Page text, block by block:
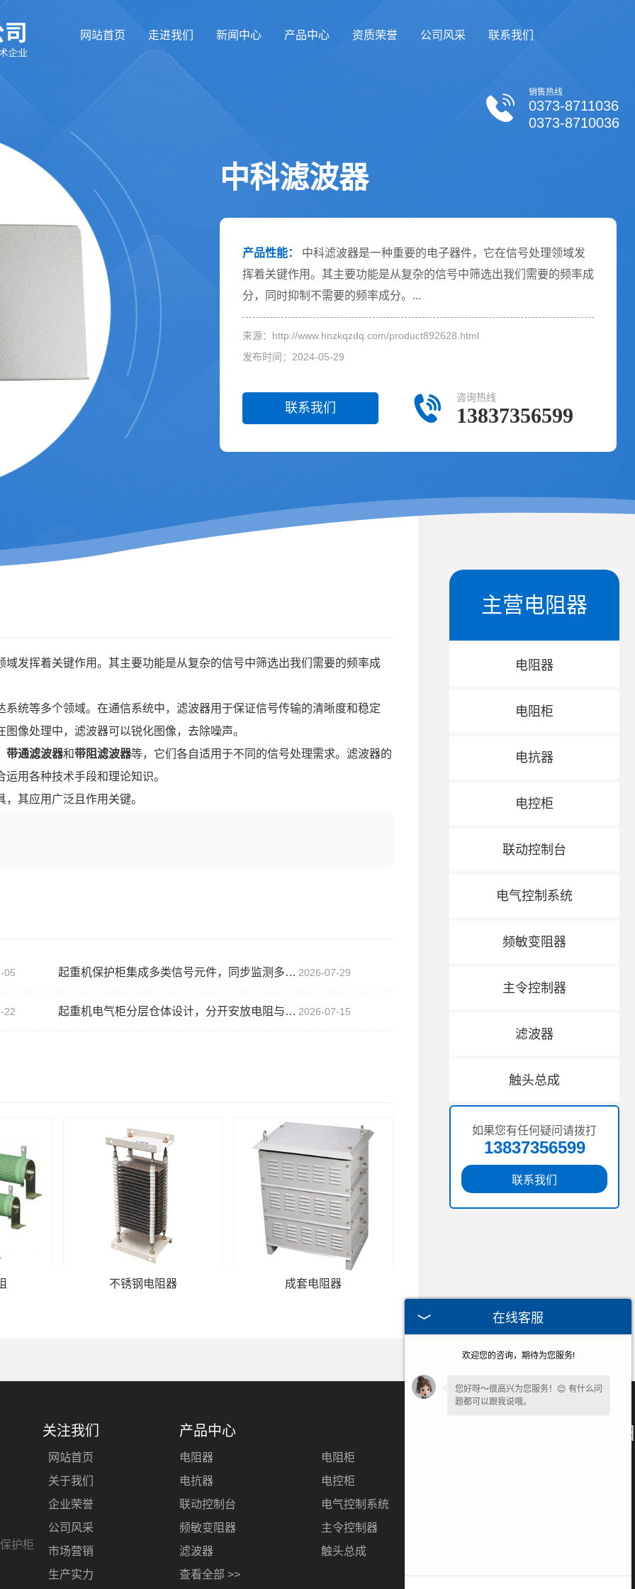
网站首页 走进我们 新闻中心 产品中心 资质荣誉 公司风采 联系我们
销售热线
0373-8711036
0373-8710036
中科滤波器
产品性能：
中科滤波器是一种重要的电子器件，它在信号处理领域发
挥着关键作用。其主要功能是从复杂的信号中筛选出我们需要的频率成
分，同时抑制不需要的频率成分。...
来源：http://www.hnzkqzdq.com/product892628.html
发布时间：2024-05-29
联系我们
咨询热线
13837356599
发挥着关键作用。其主要功能是从复杂的信号中筛选出我们需要的频率成
等多个领域。在通信系统中，滤波器用于保证信号传输的清晰度和稳定
像处理中，滤波器可以锐化图像，去除噪声。
带通滤波器和带阻滤波器等，它们各自适用于不同的信号处理需求。滤波器的
用各种技术手段和理论知识。
其应用广泛且作用关键。
05 2026-07-29
起重机保护柜集成多类信号元件，同步监测多路回路状态...
22 2026-07-15
起重机电气柜分层仓体设计，分开安放电阻与操控线路...
不锈钢电阻器 成套电阻器
主营电阻器
电阻器
电阻柜
电抗器
电控柜
联动控制台
电气控制系统
频敏变阻器
主令控制器
滤波器
触头总成
如果您有任何疑问请拨打
13837356599
联系我们
护柜
关注我们
网站首页
关于我们
企业荣誉
公司风采
市场营销
生产实力
产品中心
电阻器
电阻柜
电抗器
电控柜
联动控制台
电气控制系统
频敏变阻器
主令控制器
滤波器
触头总成
查看全部 >>
微信扫一扫
在线客服
欢迎您的咨询，期待为您服务!
您好呀～很高兴为您服务！😊 有什么问
题都可以跟我说哦。